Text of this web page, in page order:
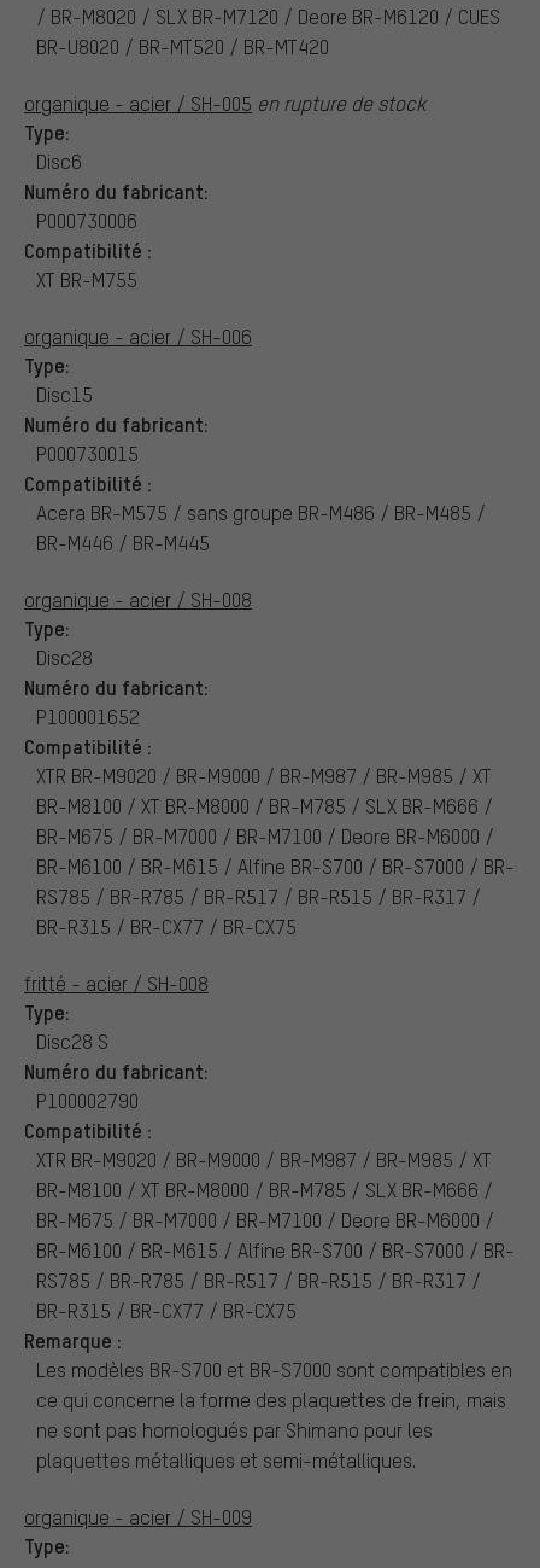
/ BR-M8020 / SLX BR-M7120 / Deore BR-M6120 / CUES
BR-U8020 / BR-MT520 / BR-MT420
organique - acier / SH-005 en rupture de stock
Type:
Disc6
Numéro du fabricant:
P000730006
Compatibilité :
XT BR-M755
organique - acier / SH-006
Type:
Disc15
Numéro du fabricant:
P000730015
Compatibilité :
Acera BR-M575 / sans groupe BR-M486 / BR-M485 /
BR-M446 / BR-M445
organique - acier / SH-008
Type:
Disc28
Numéro du fabricant:
P100001652
Compatibilité :
XTR BR-M9020 / BR-M9000 / BR-M987 / BR-M985 / XT
BR-M8100 / XT BR-M8000 / BR-M785 / SLX BR-M666 /
BR-M675 / BR-M7000 / BR-M7100 / Deore BR-M6000 /
BR-M6100 / BR-M615 / Alfine BR-S700 / BR-S7000 / BR-
RS785 / BR-R785 / BR-R517 / BR-R515 / BR-R317 /
BR-R315 / BR-CX77 / BR-CX75
fritté - acier / SH-008
Type:
Disc28 S
Numéro du fabricant:
P100002790
Compatibilité :
XTR BR-M9020 / BR-M9000 / BR-M987 / BR-M985 / XT
BR-M8100 / XT BR-M8000 / BR-M785 / SLX BR-M666 /
BR-M675 / BR-M7000 / BR-M7100 / Deore BR-M6000 /
BR-M6100 / BR-M615 / Alfine BR-S700 / BR-S7000 / BR-
RS785 / BR-R785 / BR-R517 / BR-R515 / BR-R317 /
BR-R315 / BR-CX77 / BR-CX75
Remarque :
Les modèles BR-S700 et BR-S7000 sont compatibles en
ce qui concerne la forme des plaquettes de frein, mais
ne sont pas homologués par Shimano pour les
plaquettes métalliques et semi-métalliques.
organique - acier / SH-009
Type: